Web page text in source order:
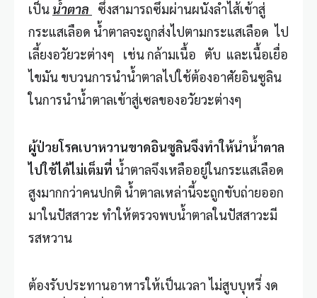
เป็น น้ำตาล
ซึ่งสามารถซึมผ่านผนังลำไส้เข้าสู่
กระแสเลือด น้ำตาลจะถูกส่งไปตามกระแสเลือด ไป
เลี้ยงอวัยวะต่างๆ เช่น กล้ามเนื้อ ตับ และเนื้อเยื่อ
ไขมัน ขบวนการนำน้ำตาลไปใช้ต้องอาศัยอินซูลิน
ในการนำน้ำตาลเข้าสู่เซลของอวัยวะต่างๆ
ผู้ป่วยโรคเบาหวานขาดอินซูลินจึงทำให้นำน้ำตาล
ไปใช้ได้ไม่เต็มที่ น้ำตาลจึงเหลืออยู่ในกระแสเลือด
สูงมากกว่าคนปกติ น้ำตาลเหล่านี้จะถูกขับถ่ายออก
มาในปัสสาวะ ทำให้ตรวจพบน้ำตาลในปัสสาวะมี
รสหวาน
ต้องรับประทานอาหารให้เป็นเวลา ไม่สูบบุหรี่ งด